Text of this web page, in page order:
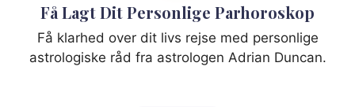
Få Lagt Dit Personlige Parhoroskop
Få klarhed over dit livs rejse med personlige
astrologiske råd fra astrologen Adrian Duncan.